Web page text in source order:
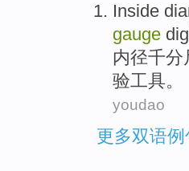
Inside
gauge
内径千分
验工具。
youdao
更多双语例